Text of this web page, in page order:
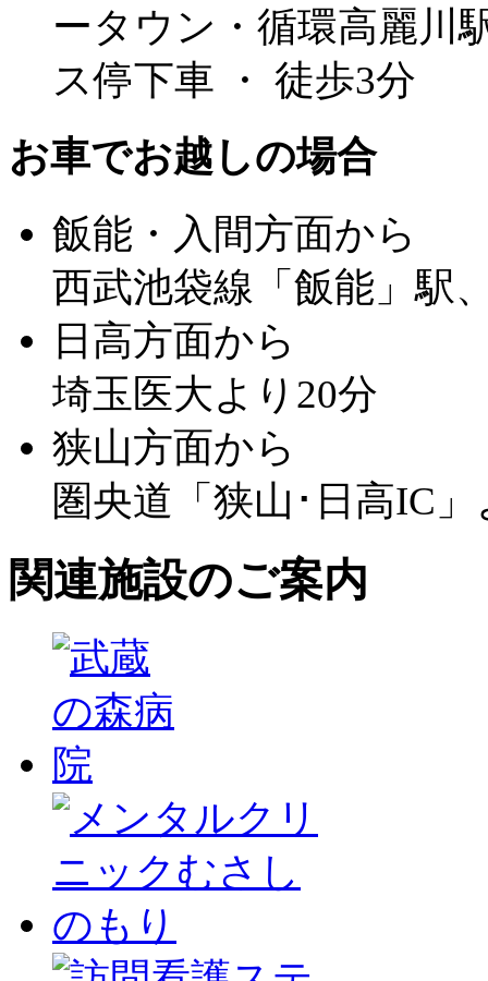
ータウン・循環高麗川
ス停下車 ・ 徒歩3分
お車でお越しの場合
飯能・入間方面から
西武池袋線「飯能」駅
日高方面から
埼玉医大より20分
狭山方面から
圏央道「狭山･日高IC
関連施設のご案内